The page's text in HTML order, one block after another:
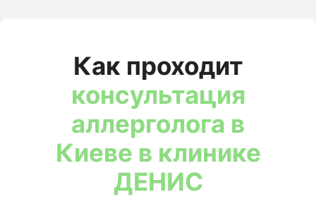
Как проходит
консультация
аллерголога в
Киеве в клинике
ДЕНИС